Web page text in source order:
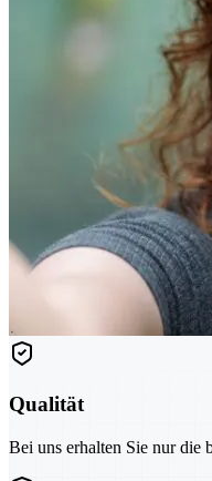
Qualität
Bei uns erhalten Sie nur die